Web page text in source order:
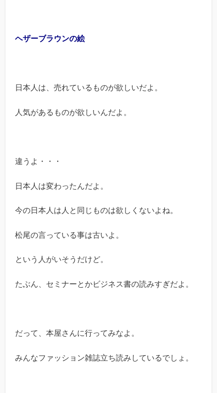
ヘザーブラウンの絵
日本人は、売れているものが欲しいだよ。
人気があるものが欲しいんだよ。
違うよ・・・
日本人は変わったんだよ。
今の日本人は人と同じものは欲しくないよね。
松尾の言っている事は古いよ。
という人がいそうだけど。
たぶん、セミナーとかビジネス書の読みすぎだよ。
だって、本屋さんに行ってみなよ。
みんなファッション雑誌立ち読みしているでしょ。